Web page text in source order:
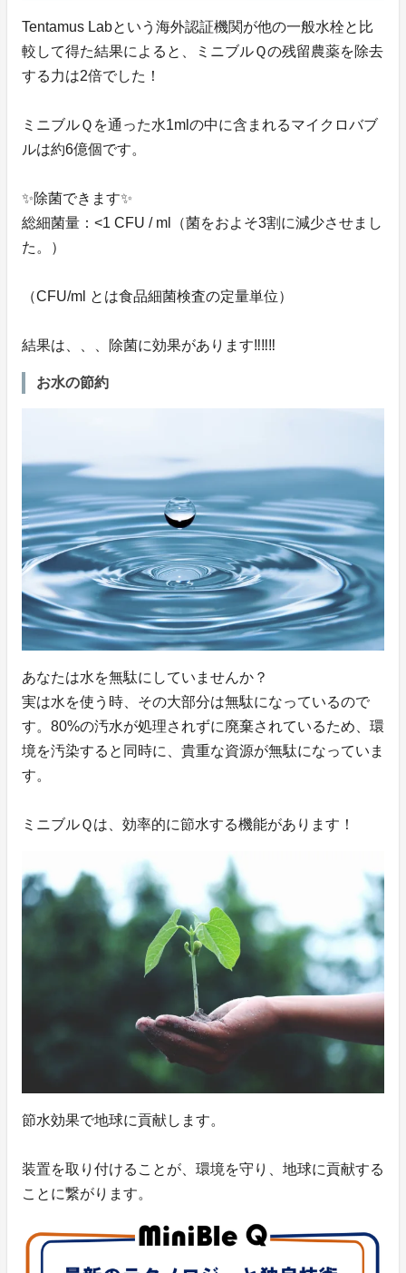
Tentamus Labという海外認証機関が他の一般水栓と比
較して得た結果によると、ミニブルＱの残留農薬を除去
する力は2倍でした！
ミニブルＱを通った水1mlの中に含まれるマイクロバブ
ルは約6億個です。
✨除菌できます✨
総細菌量：<1 CFU / ml（菌をおよそ3割に減少させまし
た。）
（CFU/ml とは食品細菌検査の定量単位）
結果は、、、除菌に効果があります‼️‼️‼️
お水の節約
あなたは水を無駄にしていませんか？
実は水を使う時、その大部分は無駄になっているので
す。80%の汚水が処理されずに廃棄されているため、環
境を汚染すると同時に、貴重な資源が無駄になっていま
す。
ミニブルＱは、効率的に節水する機能があります！
節水効果で地球に貢献します。
装置を取り付けることが、環境を守り、地球に貢献する
ことに繋がります。